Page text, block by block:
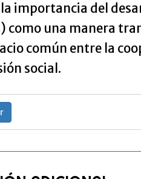
importancia del
como una manera
común entre la
social.